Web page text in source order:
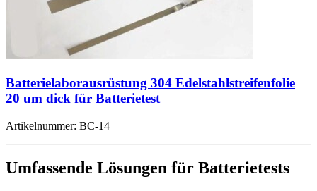
Batterielaborausrüstung 304 Edelstahlstreifenfolie
20 um dick für Batterietest
Artikelnummer: BC-14
Umfassende Lösungen für Batterietests